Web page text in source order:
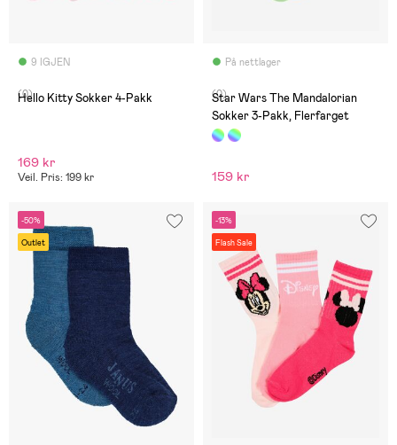
9 IGJEN
(0)
Hello Kitty Sokker 4-Pakk
169 kr
Veil. Pris: 199 kr
På nettlager
(0)
Star Wars The Mandalorian
Sokker 3-Pakk, Flerfarget
159 kr
-50%
Outlet
-13%
Flash Sale